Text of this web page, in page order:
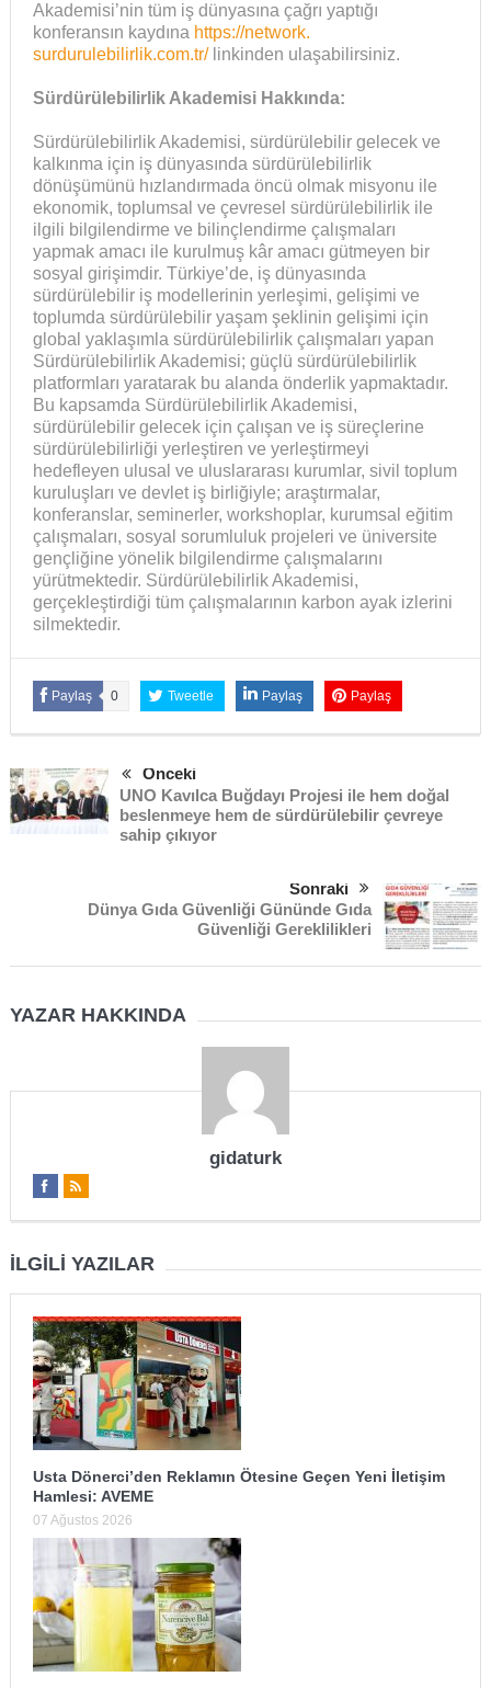
Akademisi’nin tüm iş dünyasına çağrı yaptığı
konferansın kaydına https://network.
surdurulebilirlik.com.tr/linkinden ulaşabilirsiniz.
Sürdürülebilirlik Akademisi Hakkında:
Sürdürülebilirlik Akademisi, sürdürülebilir gelecek ve
kalkınma için iş dünyasında sürdürülebilirlik
dönüşümünü hızlandırmada öncü olmak misyonu ile
ekonomik, toplumsal ve çevresel sürdürülebilirlik ile
ilgili bilgilendirme ve bilinçlendirme çalışmaları
yapmak amacı ile kurulmuş kâr amacı gütmeyen bir
sosyal girişimdir. Türkiye’de, iş dünyasında
sürdürülebilir iş modellerinin yerleşimi, gelişimi ve
toplumda sürdürülebilir yaşam şeklinin gelişimi için
global yaklaşımla sürdürülebilirlik çalışmaları yapan
Sürdürülebilirlik Akademisi; güçlü sürdürülebilirlik
platformları yaratarak bu alanda önderlik yapmaktadır.
Bu kapsamda Sürdürülebilirlik Akademisi,
sürdürülebilir gelecek için çalışan ve iş süreçlerine
sürdürülebilirliği yerleştiren ve yerleştirmeyi
hedefleyen ulusal ve uluslararası kurumlar, sivil toplum
kuruluşları ve devlet iş birliğiyle; araştırmalar,
konferanslar, seminerler, workshoplar, kurumsal eğitim
çalışmaları, sosyal sorumluluk projeleri ve üniversite
gençliğine yönelik bilgilendirme çalışmalarını
yürütmektedir. Sürdürülebilirlik Akademisi,
gerçekleştirdiği tüm çalışmalarının karbon ayak izlerini
silmektedir.
Paylaş 0 Tweetle Paylaş Paylaş
Önceki
UNO Kavılca Buğdayı Projesi ile hem doğal
beslenmeye hem de sürdürülebilir çevreye
sahip çıkıyor
Sonraki
Dünya Gıda Güvenliği Gününde Gıda
Güvenliği Gereklilikleri
YAZAR HAKKINDA
gidaturk
İLGILI YAZILAR
Usta Dönerci’den Reklamın Ötesine Geçen Yeni İletişim
Hamlesi: AVEME
07 Ağustos 2026